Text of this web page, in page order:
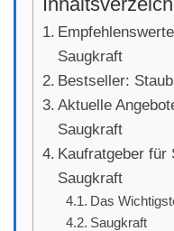
Saugkraft
Bestseller:
Aktuelle
Saugkraft
Kaufratgeber für
Saugkraft
Das
Saugkraft